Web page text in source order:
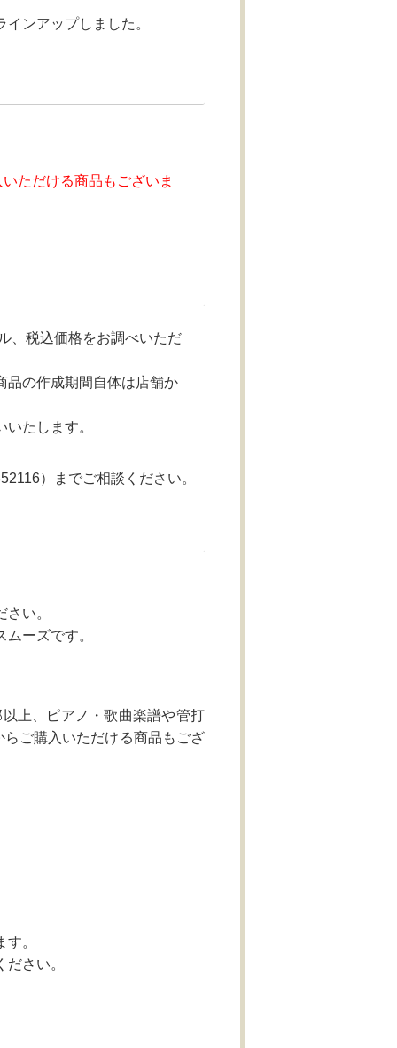
ンアップしました。
ただける商品もございま
、税込価格をお調べいただ
品の作成期間自体は店舗か
たします。
）までご相談ください。
い。
ーズです。
上、ピアノ・歌曲楽譜や管打
ご購入いただける商品もござ
。
さい。